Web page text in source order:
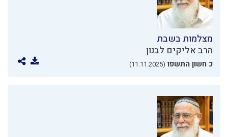
מצלמות בשבת
הרב אליקים לבנון
כ חשון התשפו (11.11.2025)